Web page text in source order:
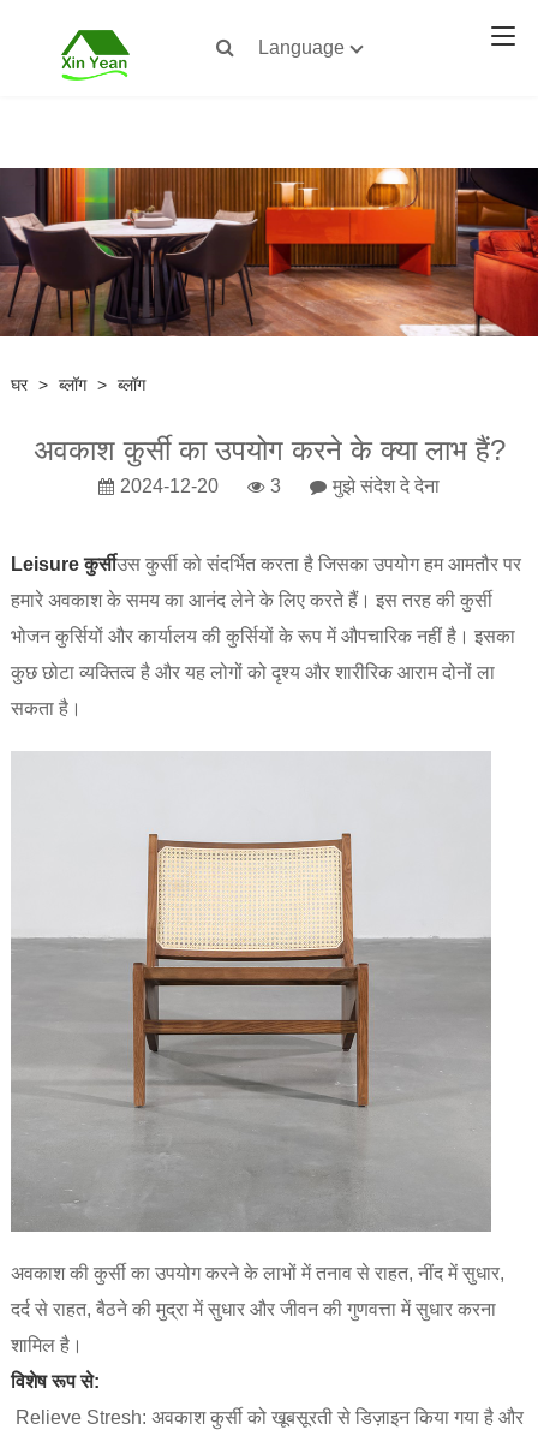
Language
घर > ब्लॉग > ब्लॉग
अवकाश कुर्सी का उपयोग करने के क्या लाभ हैं?
2024-12-20 3 मुझे संदेश दे देना
‌Leisure कुर्सीउस कुर्सी को संदर्भित करता है जिसका उपयोग हम आमतौर पर
हमारे अवकाश के समय का आनंद लेने के लिए करते हैं। इस तरह की कुर्सी
भोजन कुर्सियों और कार्यालय की कुर्सियों के रूप में औपचारिक नहीं है। इसका
कुछ छोटा व्यक्तित्व है और यह लोगों को दृश्य और शारीरिक आराम दोनों ला
सकता है।
अवकाश की कुर्सी का उपयोग करने के लाभों में तनाव से राहत, नींद में सुधार,
दर्द से राहत, बैठने की मुद्रा में सुधार और जीवन की गुणवत्ता में सुधार करना
शामिल है।
विशेष रूप से:
‌ Relieve Stresh‌: अवकाश कुर्सी को खूबसूरती से डिज़ाइन किया गया है और